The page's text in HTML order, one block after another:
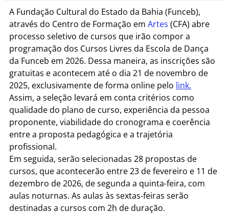
A Fundação Cultural do Estado da Bahia (Funceb),
através do Centro de Formação em Artes (CFA) abre
processo seletivo de cursos que irão compor a
programação dos Cursos Livres da Escola de Dança
da Funceb em 2026. Dessa maneira, as inscrições são
gratuitas e acontecem até o dia 21 de novembro de
2025, exclusivamente de forma online pelo link.
Assim, a seleção levará em conta critérios como
qualidade do plano de curso, experiência da pessoa
proponente, viabilidade do cronograma e coerência
entre a proposta pedagógica e a trajetória
profissional.
Em seguida, serão selecionadas 28 propostas de
cursos, que acontecerão entre 23 de fevereiro e 11 de
dezembro de 2026, de segunda a quinta-feira, com
aulas noturnas. As aulas às sextas-feiras serão
destinadas a cursos com 2h de duração.